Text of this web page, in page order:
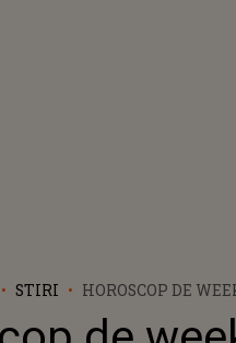
STIRI
HOROSCOP DE
FIE MAI BLÂNZI